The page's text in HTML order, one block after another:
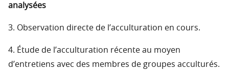
analysées
3. Observation directe de l’acculturation en cours.
4. Étude de l’acculturation récente au moyen
d’entretiens avec des membres de groupes acculturés.